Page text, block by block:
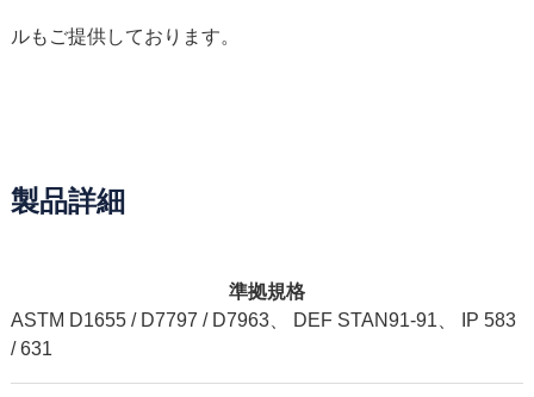
ルもご提供しております。
製品詳細
準拠規格
ASTM D1655 / D7797 / D7963、 DEF STAN91-91、 IP 583
/ 631